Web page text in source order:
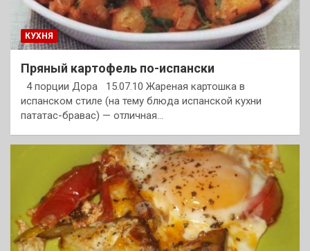
КУХНЯ
Пряный картофель по-испански
4 порции Дора 15.07.10 Жареная картошка в
испанском стиле (на тему блюда испанской кухни
пататас-бравас) — отличная…